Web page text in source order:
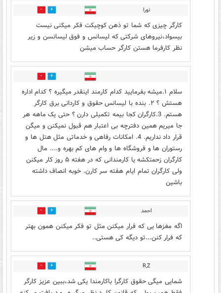
نورا 0
کارگر چیزی که شما تو ذهن کوچیکت فکر میکنی نیست
بیسواد،نیروهای شرکتی که لیسانس و فوق لیسانسن و زیر
نظر کارفرما هستن کارگر حساب میشن
1
سلام ۱.میشه بفرمایید کدام کارمند اینقدر میگیره ؟ کدام اداره
هستش ؟ ۲. بنده با لیسانس حقوق و کاردانی برق کارگر
هستم. 3.کارگران کجا بیمه تکمیلی دارن ؟ حتی یک ماهه هر
جا میریم همین دفترچه بی اعتبار هم قبول نمیکنن و میگن
قرار داد نداریم. 4. امکانات رفاهی و خدماتی مثل هتل ها و
رستوران ها و فروشگاه ها و وام های کم بهره و.... مال
کارگران زحمتکشه یا کارمندانی که در هفته ۵ روز کار میکنن
ولی کارگران تمام ایام هفته سر کارن. خوبه انصاف داشته
باشین
احمد 0
اگه مغزها یی که فرار میکنن مثل تو فکر میکنن همون بهتر
که فرار کنن...تو دیگه کی هستی..
R,Z
0
شمایی میگی حقوق کارگرا باکارمندا یکی شد،ببین عزیز کارگر